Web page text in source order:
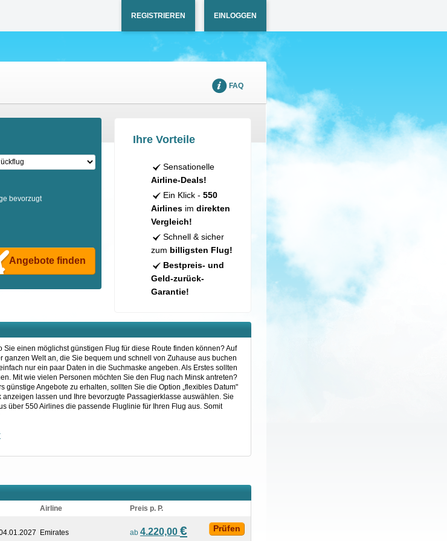
REGISTRIEREN EINLOGGEN
FAQ
bevorzugt
Angebote finden
Ihre Vorteile
Sensationelle
Airline-Deals!
Ein Klick - 550
Airlinesim direkten
Vergleich!
Schnell & sicher
zum billigsten Flug!
Bestpreis- und
Geld-zurück-
Garantie!
einen möglichst günstigen Flug für diese Route finden können? Auf
Welt an, die Sie bequem und schnell von Zuhause aus buchen
nur ein paar Daten in die Suchmaske angeben. Als Erstes sollten
Mit wie vielen Personen möchten Sie den Flug nach Minsk antreten?
Angebote zu erhalten, sollten Sie die Option „flexibles Datum"
lassen und Ihre bevorzugte Passagierklasse auswählen. Sie
über 550 Airlines die passende Fluglinie für Ihren Flug aus. Somit
Airline Preis p. P.
Emirates ab 4.220,00 € Prüfen